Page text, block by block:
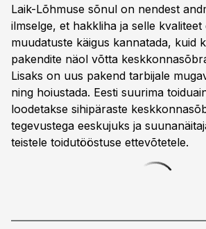
Laik-Lõhmuse sõnul on nendest
ilmselge, et hakkliha ja selle kvaliteet
muudatuste käigus kannatada, kuid
pakendite näol võtta
Lisaks on uus pakend tarbijale
ning hoiustada. Eesti suurima
loodetakse sihipäraste
tegevustega eeskujuks ja
teistele toidutööstuse ettevõtetele.